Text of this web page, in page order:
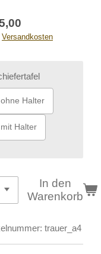
Versandkosten
ohne Halter
mit Halter
In den
Warenkorb
trauer_a4